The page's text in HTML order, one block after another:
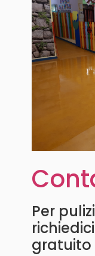
Per
gratuito